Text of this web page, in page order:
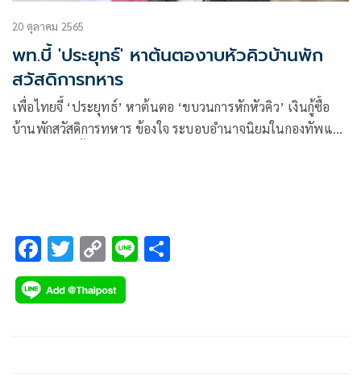
20 ตุลาคม 2565
พท.บี้ 'ประยุทธ์' หาต้นตองาบหัวคิวบ้านพัก
สวัสดิการทหาร
เพื่อไทยจี้ ‘ประยุทธ์’ หาต้นตอ ‘ขบวนการหักหัวคิว’ เงินกู้ซื้อ
บ้านพักสวัสดิการทหาร ข้องใจ ระบอบอำนาจนิยมในกองทัพแผ่
F
ac
e
T
wi
tt
C
o
p
Li